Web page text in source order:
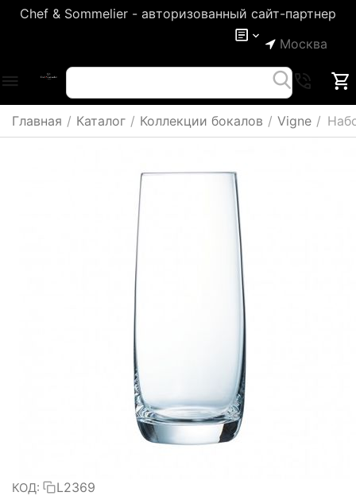
Chef & Sommelier - авторизованный сайт-партнер
Москва
Главная / Каталог / Коллекции бокалов / Vigne /
КОД: L2369